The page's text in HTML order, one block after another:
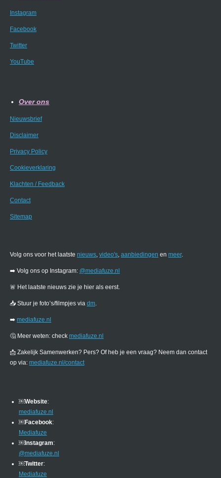
Instagram
Facebook
Twitter
YouTube
Over ons
Nieuwsbrief
Disclaimer
Privacy Policy
Cookieverklaring
Klachten / Feedback
Contact
Sitemap
Volg ons voor het laatste nieuws video's aanbiedingen en meer.
➡️ Volg ons op Instagram: @mediafuze.nl
🚨 Het laatste nieuws zie je hier als eerst.
📥 Stuur je foto’s/filmpjes via dm
➡️ mediafuze.nl
🤔 Meer weten: check mediafuze.nl
📩 Zakelijk Samenwerken? Pers? Of heb je een vraag? Neem dan contact
op via: mediafuze.nl/contact
￼Website:
mediafuze.nl
￼Facebook:
Mediafuze
￼Instagram:
@mediafuze.nl
￼Twitter:
Mediafuze